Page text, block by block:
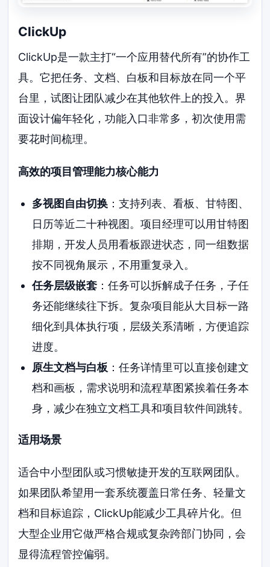
ClickUp
ClickUp是一款主打“一个应用替代所有”的协作工
具。它把任务、文档、白板和目标放在同一个平
台里，试图让团队减少在其他软件上的投入。界
面设计偏年轻化，功能入口非常多，初次使用需
要花时间梳理。
高效的项目管理能力核心能力
多视图自由切换：支持列表、看板、甘特图、
日历等近二十种视图。项目经理可以用甘特图
排期，开发人员用看板跟进状态，同一组数据
按不同视角展示，不用重复录入。
任务层级嵌套：任务可以拆解成子任务，子任
务还能继续往下拆。复杂项目能从大目标一路
细化到具体执行项，层级关系清晰，方便追踪
进度。
原生文档与白板：任务详情里可以直接创建文
档和画板，需求说明和流程草图紧挨着任务本
身，减少在独立文档工具和项目软件间跳转。
适用场景
适合中小型团队或习惯敏捷开发的互联网团队。
如果团队希望用一套系统覆盖日常任务、轻量文
档和目标追踪，ClickUp能减少工具碎片化。但
大型企业用它做严格合规或复杂跨部门协同，会
显得流程管控偏弱。